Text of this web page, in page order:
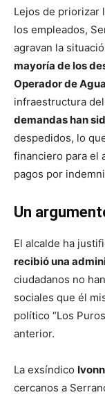
Lejos de priorizar
los empleados,
agravan la
mayoría de los
Operador de Agua
infraestructura
demandas han
despedidos, lo
financiero para el
pagos por
Un
El alcalde ha
recibió una
ciudadanos no
sociales que él
político “Los
anterior.
La exsíndico
cercanos a